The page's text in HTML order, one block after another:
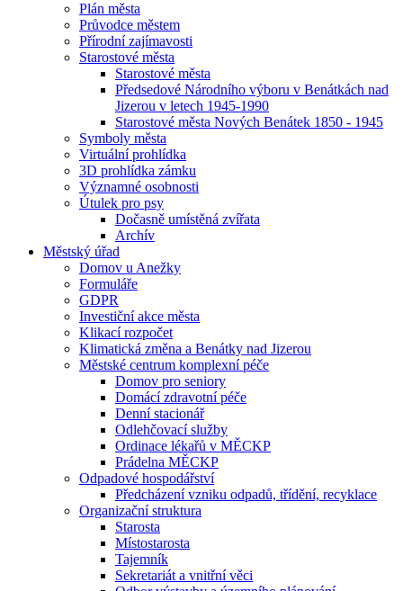
Plán města
Průvodce městem
Přírodní zajímavosti
Starostové města
Starostové města
Předsedové Národního výboru v Benátkách nad
Jizerou v letech 1945-1990
Starostové města Nových Benátek 1850 - 1945
Symboly města
Virtuální prohlídka
3D prohlídka zámku
Významné osobnosti
Útulek pro psy
Dočasně umístěná zvířata
Archív
Městský úřad
Domov u Anežky
Formuláře
GDPR
Investiční akce města
Klikací rozpočet
Klimatická změna a Benátky nad Jizerou
Městské centrum komplexní péče
Domov pro seniory
Domácí zdravotní péče
Denní stacionář
Odlehčovací služby
Ordinace lékařů v MĚCKP
Prádelna MĚCKP
Odpadové hospodářství
Předcházení vzniku odpadů, třídění, recyklace
Organizační struktura
Starosta
Místostarosta
Tajemník
Sekretariát a vnitřní věci